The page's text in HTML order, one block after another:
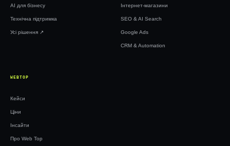
AI для бізнесу
Технічна підтримка
Усі рішення ↗︎
Інтернет-магазини
SEO & AI Search
Google Ads
CRM & Automation
WEBTOP
Кейси
Ціни
Інсайти
Про Web Top